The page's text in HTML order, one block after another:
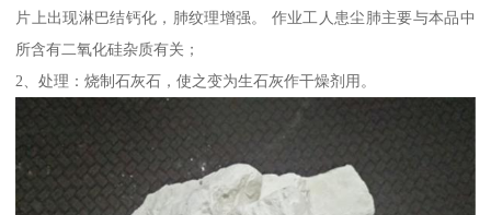
片上出现淋巴结钙化，肺纹理增强。 作业工人患尘肺主要与本品中
所含有二氧化硅杂质有关；
2、处理：烧制石灰石，使之变为生石灰作干燥剂用。